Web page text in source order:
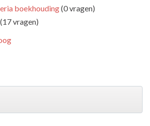
boekhouding(0 vragen)
(17 vragen)